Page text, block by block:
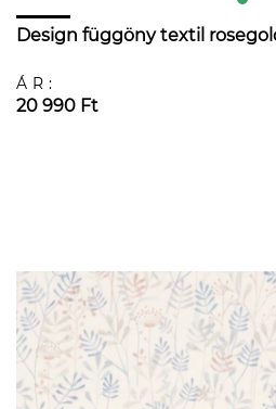
Design függöny textil
ÁR:
20 990 Ft